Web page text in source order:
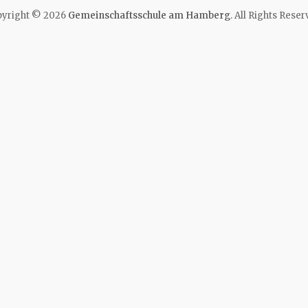
© 2026 Gemeinschaftsschule am Hamberg. All Rights